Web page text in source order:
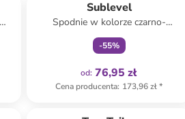
Sublevel
Spodnie w kolorze czarno-
beżowym
-55%
od: 76,95 zł
Cena producenta: 173,96 zł*